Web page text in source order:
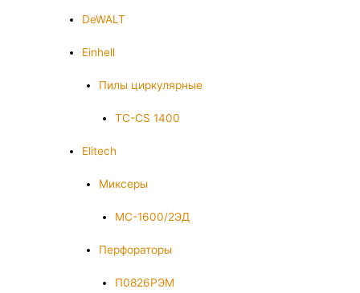
DeWALT
Einhell
Пилы циркулярные
TC-CS 1400
Elitech
Миксеры
МС-1600/2ЭД
Перфораторы
П0826РЭМ